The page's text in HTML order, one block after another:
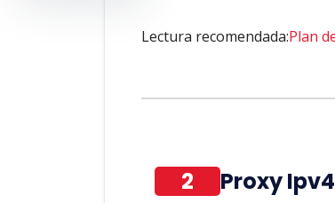
Lectura recomendada:Plan
2 Proxy Ipv4